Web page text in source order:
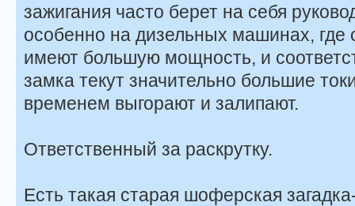
зажигания часто берет на себя
особенно на дизельных машинах, где
имеют большую мощность, и
замка текут значительно большие
временем выгорают и залипают.
Ответственный за раскрутку.
Есть такая старая шоферская